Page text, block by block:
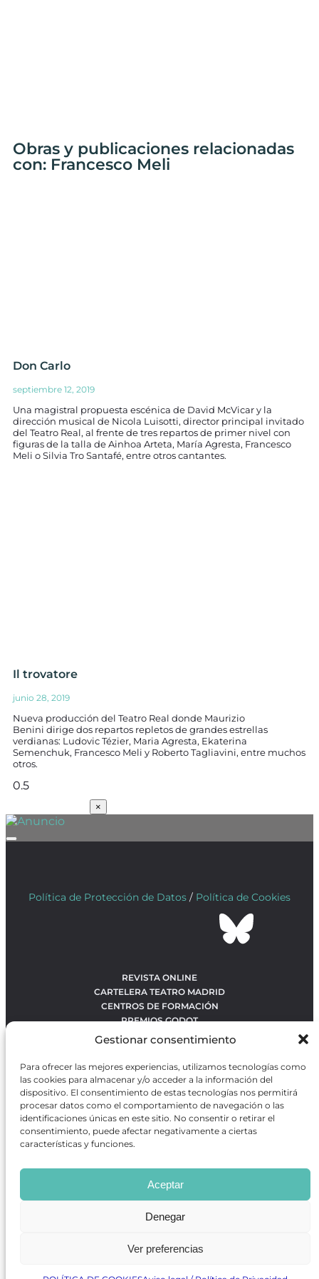
Gestionar consentimiento
Para ofrecer las mejores experiencias, utilizamos tecnologías como
las cookies para almacenar y/o acceder a la información del
dispositivo. El consentimiento de estas tecnologías nos permitirá
procesar datos como el comportamiento de navegación o las
identificaciones únicas en este sitio. No consentir o retirar el
consentimiento, puede afectar negativamente a ciertas
características y funciones.
Aceptar
Denegar
Ver preferencias
Obras y publicaciones relacionadas
con: Francesco Meli
Don Carlo
septiembre 12, 2019
Una magistral propuesta escénica de David McVicar y la
dirección musical de Nicola Luisotti, director principal invitado
del Teatro Real, al frente de tres repartos de primer nivel con
figuras de la talla de Ainhoa Arteta, María Agresta, Francesco
Meli o Silvia Tro Santafé, entre otros cantantes.
Il trovatore
junio 28, 2019
Nueva producción del Teatro Real donde Maurizio
Benini dirige dos repartos repletos de grandes estrellas
verdianas: Ludovic Tézier, Maria Agresta, Ekaterina
Semenchuk, Francesco Meli y Roberto Tagliavini, entre muchos
otros.
×
Política de Protección de Datos / Política de Cookies
REVISTA ONLINE
CARTELERA TEATRO MADRID
CENTROS DE FORMACIÓN
PREMIOS GODOT
CONTACTO
OBRAS MÁS VOTADAS
RANKING MEJORES OBRAS
BÚSQUEDA AVANZADA DE OBRAS
Revista GODOTes una revista independiente especializada
en información sobre artes escénicas de Madrid, gratuita y
que se distribuye en espacios escénicos, además de otros
puntos de interés turístico y de ocio de la capital.